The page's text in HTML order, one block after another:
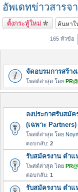
อัพเดทข่าวสารจ
ตั้งกระทู้ใหม่
165 หัวข้อ
จัดอบรมการสร้า
โพสต์ล่าสุด โดย
ลงประกาศรับสมั
(เฉพาะ Partners)
โพสต์ล่าสุด โดย
ตอบกลับ: 2
รับสมัครงาน ตำ
โพสต์ล่าสุด โดย
ตอบกลับ: 1
รับสมัครงาน ตำแ